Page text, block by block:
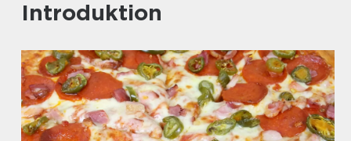
Introduktion